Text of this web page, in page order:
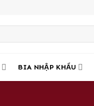
BIA NHẬP KHẨU